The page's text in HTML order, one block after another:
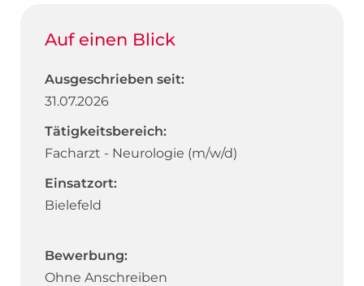
Auf einen Blick
Ausgeschrieben seit:
31.07.2026
Tätigkeitsbereich:
Facharzt - Neurologie (m/w/d)
Einsatzort:
Bielefeld
Bewerbung:
Ohne Anschreiben